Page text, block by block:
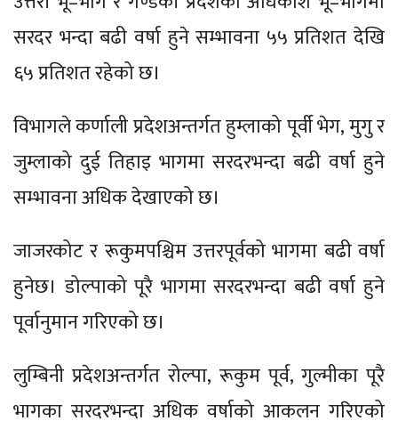
सरदर भन्दा बढी वर्षा हुने सम्भावना ५५ प्रतिशत देखि
६५ प्रतिशत रहेको छ।
विभागले कर्णाली प्रदेशअन्तर्गत हुम्लाको पूर्वी भेग, मुगु र
जुम्लाको दुई तिहाइ भागमा सरदरभन्दा बढी वर्षा हुने
सम्भावना अधिक देखाएको छ।
जाजरकोट र रूकुमपश्चिम उत्तरपूर्वको भागमा बढी वर्षा
हुनेछ। डोल्पाको पूरै भागमा सरदरभन्दा बढी वर्षा हुने
पूर्वानुमान गरिएको छ।
लुम्बिनी प्रदेशअन्तर्गत रोल्पा, रूकुम पूर्व, गुल्मीका पूरै
भागका सरदरभन्दा अधिक वर्षाको आकलन गरिएको